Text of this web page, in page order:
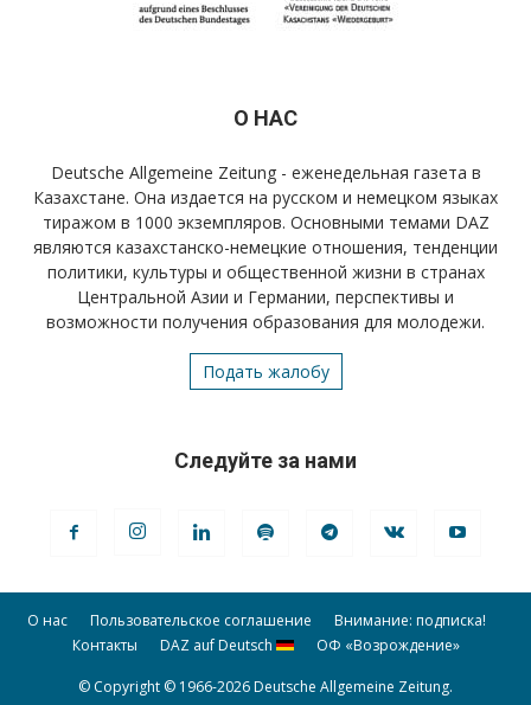
О НАС
Deutsche Allgemeine Zeitung - еженедельная газета в
Казахстане. Она издается на русском и немецком языках
тиражом в 1000 экземпляров. Основными темами DAZ
являются казахстанско-немецкие отношения, тенденции
политики, культуры и общественной жизни в странах
Центральной Азии и Германии, перспективы и
возможности получения образования для молодежи.
Подать жалобу
Следуйте за нами
О нас Пользовательское соглашение
Внимание: подписка!
Контакты
DAZ auf Deutsch ОФ «Возрождение»
© Copyright © 1966-2026 Deutsche Allgemeine Zeitung.